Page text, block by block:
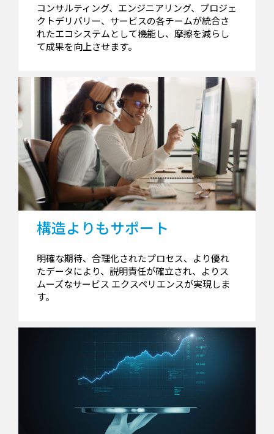
コンサルティング、エンジニアリング、プロジェ
クトデリバリー、サービスの各チームが統合さ
れたエコシステムとして機能し、摩擦を減らし
て成果を向上させます。
構造よりもサポート
明確な期待、合理化されたプロセス、より優れ
たデータにより、説明責任が確立され、よりス
ムーズなサービス エクスペリエンスが実現しま
す。